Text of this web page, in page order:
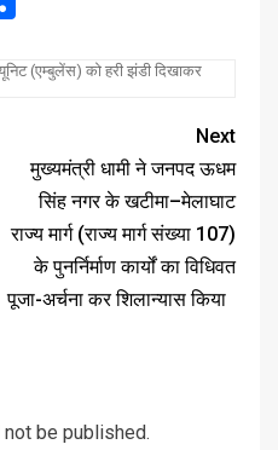
(एम्बुलेंस) को हरी झंडी दिखाकर
Next
मुख्यमंत्री धामी ने जनपद ऊधम
सिंह नगर के खटीमा–मेलाघाट
राज्य मार्ग (राज्य मार्ग संख्या 107)
के पुनर्निर्माण कार्यों का विधिवत
पूजा-अर्चना कर शिलान्यास किया
be published.